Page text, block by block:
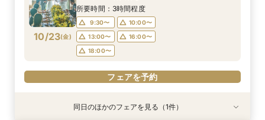
10/22(木)
13:00〜
16:00〜
18:00〜
フェアを予約
10/22(木)
16:00〜
18:00〜
フェアを予約
10/23(金)
所要時間：3時間程度
9:30〜
10:00〜
13:00〜
16:00〜
18:00〜
フェアを予約
同日のほかのフェアを見る（1件）